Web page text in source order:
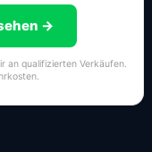
→
an qualifizierten Verkäufen.